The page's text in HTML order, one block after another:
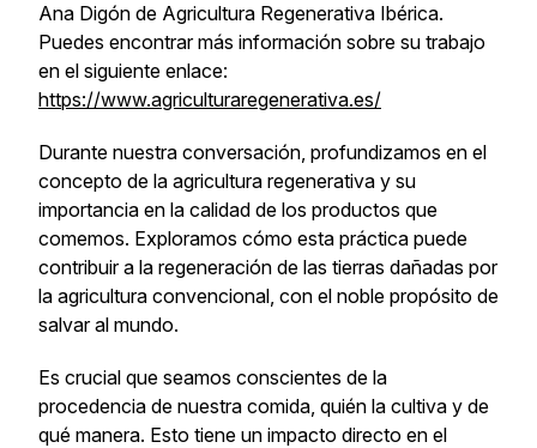
Ana Digón de Agricultura Regenerativa Ibérica.
Puedes encontrar más información sobre su trabajo
en el siguiente enlace:
https://www.agriculturaregenerativa.es/
Durante nuestra conversación, profundizamos en el
concepto de la agricultura regenerativa y su
importancia en la calidad de los productos que
comemos. Exploramos cómo esta práctica puede
contribuir a la regeneración de las tierras dañadas por
la agricultura convencional, con el noble propósito de
salvar al mundo.
Es crucial que seamos conscientes de la
procedencia de nuestra comida, quién la cultiva y de
qué manera. Esto tiene un impacto directo en el